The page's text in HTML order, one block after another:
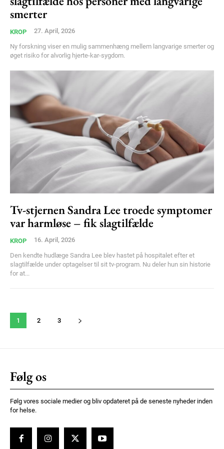
smerter
KROP 27. April, 2026
Ny forskning viser en mulig sammenhæng mellem langvarige smerter og
øget risiko for alvorlig hjerte-kar-sygdom.
Tv-stjernen Sandra Lee troede symptomer
var harmløse – fik slagtilfælde
KROP 16. April, 2026
Den kendte hudlæge Sandra Lee blev hastet på hospitalet efter et
slagtilfælde under optagelser til sit tv-program. Nu deler hun sin historie
for at...
1 2 3
Følg os
Følg vores sociale medier og bliv opdateret på de seneste nyheder inden
for helse.